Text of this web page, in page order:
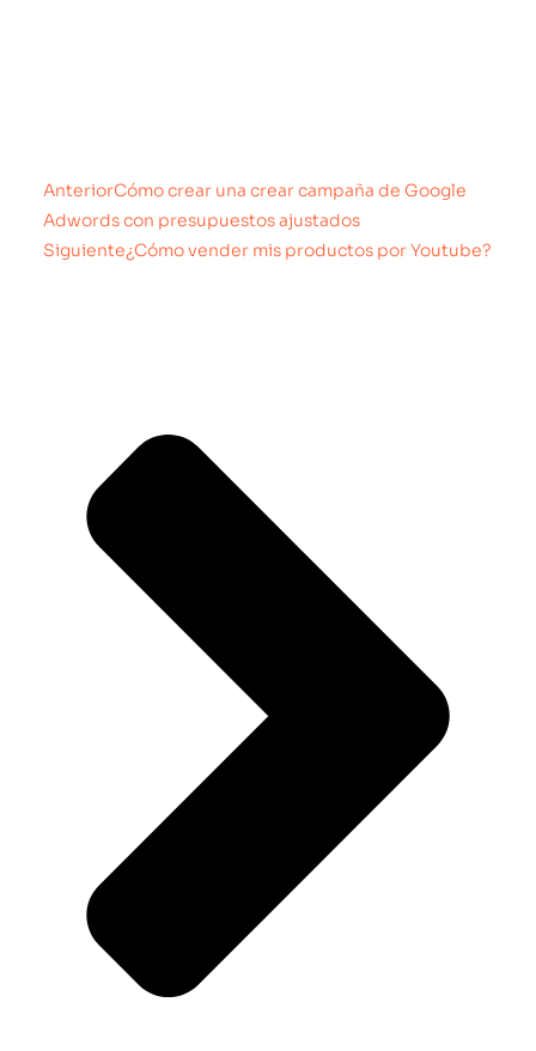
AnteriorCómo crear una crear campaña de Google
Adwords con presupuestos ajustados
Siguiente¿Cómo vender mis productos por Youtube?